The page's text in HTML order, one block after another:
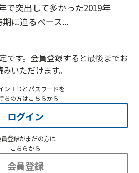
で突出して多かった2019年
期に迫るペース...
です。会員登録すると最後までお
みいただけます。
ンＩＤとパスワードを
ちの方はこちらから
ログイン
登録がまだの方は
こちらから
会員登録